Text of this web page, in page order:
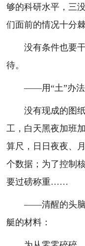
够的科研水平，三
们面前的情况十分棘
没有条件也要干
待。
——用“土”办法
没有现成的图纸
工，白天黑夜加班
算尺，日日夜夜、
个数据；为了控制
要过磅称重……
——清醒的头脑就
艇的材料：